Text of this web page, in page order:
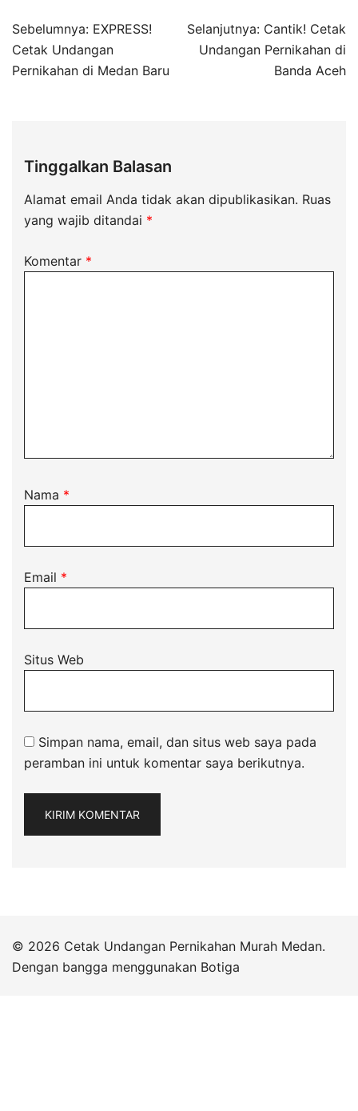
Sebelumnya: EXPRESS!
Cetak Undangan
Pernikahan di Medan Baru
Selanjutnya: Cantik! Cetak
Undangan Pernikahan di
Banda Aceh
Tinggalkan Balasan
Alamat email Anda tidak akan dipublikasikan. Ruas
yang wajib ditandai *
Komentar *
Nama *
Email *
Situs Web
Simpan nama, email, dan situs web saya pada
peramban ini untuk komentar saya berikutnya.
© 2026 Cetak Undangan Pernikahan Murah Medan.
Dengan bangga menggunakan Botiga